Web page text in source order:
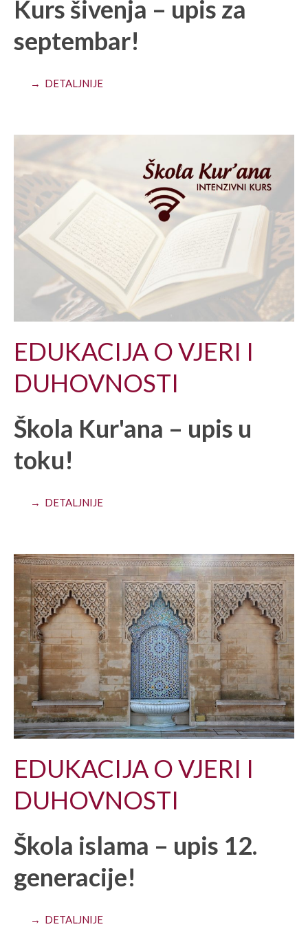
Kurs šivenja – upis za
septembar!
→ DETALJNIJE
EDUKACIJA O VJERI I
DUHOVNOSTI
Škola Kur'ana – upis u
toku!
→ DETALJNIJE
EDUKACIJA O VJERI I
DUHOVNOSTI
Škola islama – upis 12.
generacije!
→ DETALJNIJE